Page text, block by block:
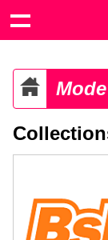
Mode